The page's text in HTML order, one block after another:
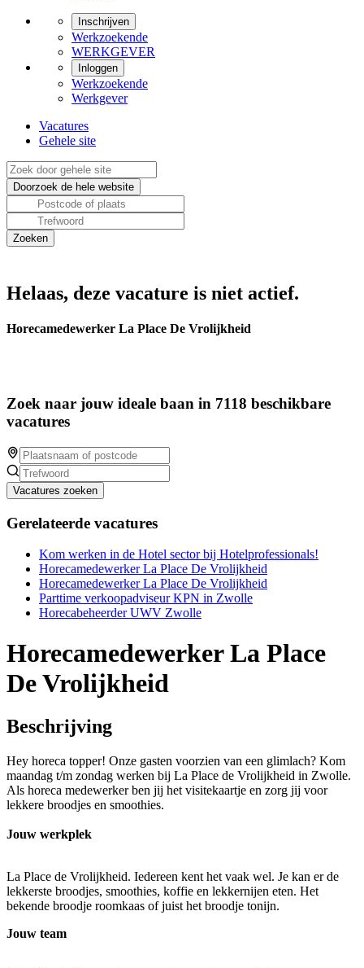
Inschrijven
Werkzoekende
WERKGEVER
Inloggen
Werkzoekende
Werkgever
Vacatures
Gehele site
Helaas, deze vacature is niet actief.
Horecamedewerker La Place De Vrolijkheid
Zoek naar jouw ideale baan in 7118 beschikbare
vacatures
Vacatures zoeken
Gerelateerde vacatures
Kom werken in de Hotel sector bij Hotelprofessionals!
Horecamedewerker La Place De Vrolijkheid
Horecamedewerker La Place De Vrolijkheid
Parttime verkoopadviseur KPN in Zwolle
Horecabeheerder UWV Zwolle
Horecamedewerker La Place
De Vrolijkheid
Beschrijving
Hey horeca topper! Onze gasten voorzien van een glimlach? Kom
maandag t/m zondag werken bij La Place de Vrolijkheid in Zwolle.
Als horeca medewerker ben jij het visitekaartje en zorg jij voor
lekkere broodjes en smoothies.
Jouw werkplek
La Place de Vrolijkheid. Iedereen kent het vaak wel. Je kan er de
lekkerste broodjes, smoothies, koffie en lekkernijen eten. Het
bekende broodje roomkaas of juist het broodje tonijn.
Jouw team